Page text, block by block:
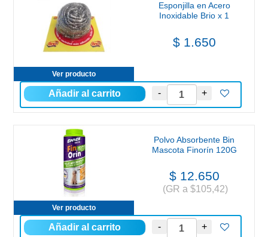
Ver producto
Esponjilla en Acero
Inoxidable Brio x 1
$ 1.650
Ver producto
Polvo Absorbente Bin
Mascota Finorín 120G
$ 12.650
(GR a $105,42)